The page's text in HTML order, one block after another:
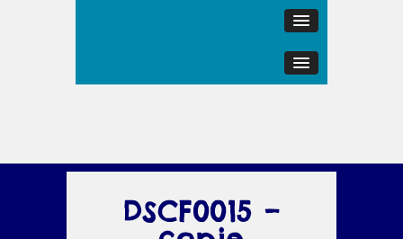
DSCF0015 –